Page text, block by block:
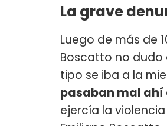
La grave
Luego de más de
Boscatto no dudo
tipo se iba a la
pasaban mal ahí
ejercía la